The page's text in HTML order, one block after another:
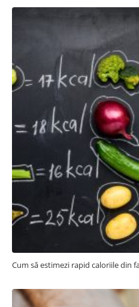
Cum să estimezi rapid caloriile din